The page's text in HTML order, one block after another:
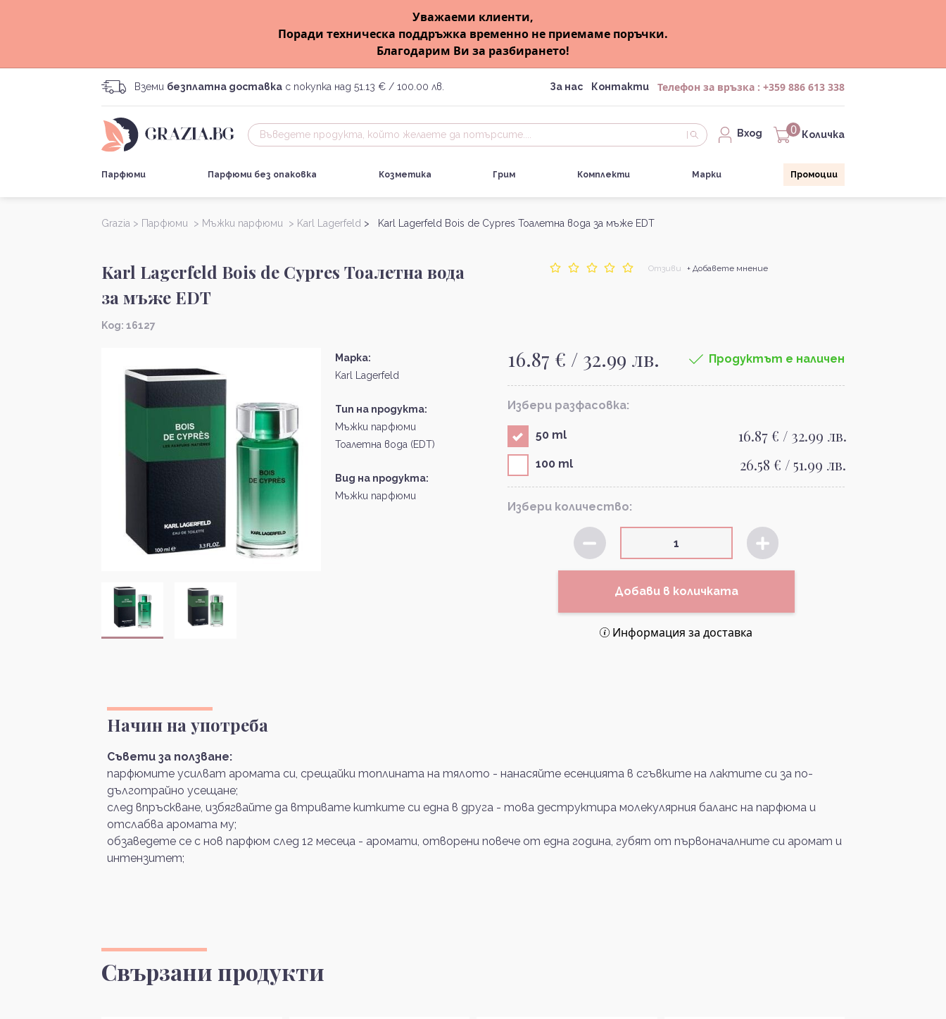
Уважаеми клиенти,
Поради техническа поддръжка временно не приемаме поръчки.
Благодарим Ви за разбирането!
Вземи безплатна доставка с покупка над 51.13 € / 100.00 лв. За нас Контакти Телефон за връзка : +359 886 613 338
Вход 0 Количка
Парфюми Парфюми без опаковка Козметика Грим Комплекти Марки Промоции
Grazia > Парфюми > Мъжки парфюми > Karl Lagerfeld > Karl Lagerfeld Bois de Cypres Тоалетна вода за мъже EDT
Karl Lagerfeld Bois de Cypres Тоалетна вода
за мъже EDT
Kод: 16127
Отзиви + Добавете мнение
Марка:
Karl Lagerfeld
Тип на продукта:
Мъжки парфюми
Тоалетна вода (EDT)
Вид на продукта:
Мъжки парфюми
16.87 € / 32.99 лв. Продуктът е наличен
Избери разфасовка:
50 ml 16.87 € / 32.99 лв.
100 ml 26.58 € / 51.99 лв.
Избери количество:
Добави в количката
Информация за доставка
Начин на употреба
Съвети за ползване:
парфюмите усилват аромата си, срещайки топлината на тялото - нанасяйте есенцията в сгъвките на лактите си за по-
дълготрайно усещане;
след впръскване, избягвайте да втривате китките си една в друга - това деструктира молекулярния баланс на парфюма и
отслабва аромата му;
обзаведете се с нов парфюм след 12 месеца - аромати, отворени повече от една година, губят от първоначалните си аромат и
интензитет;
Свързани продукти